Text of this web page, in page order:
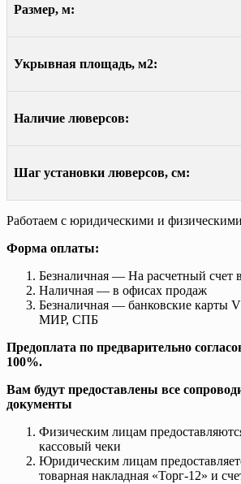
Размер, м:
Укрывная площадь, м2:
Наличие люверсов:
Шаг установки люверсов, см:
Работаем с юридическими и
Форма оплаты:
Безналичная — На расчетный счет
Наличная — в офисах продаж
Безналичная — банковские карты
МИР, СПБ
Предоплата по предварительно
100%.
Вам будут предоставлены все
документы
Физическим лицам
кассовый чеки
Юридическим лицам
товарная накладная «Торг-12» и